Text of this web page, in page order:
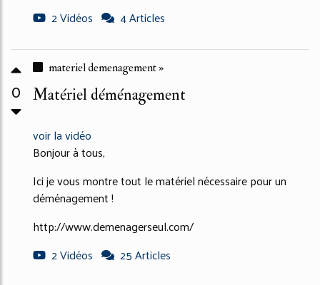
2 Vidéos
4 Articles
0
materiel demenagement »
Matériel déménagement
voir la vidéo
Bonjour à tous,
Ici je vous montre tout le matériel nécessaire pour un
déménagement !
http://www.demenagerseul.com/
2 Vidéos
25 Articles